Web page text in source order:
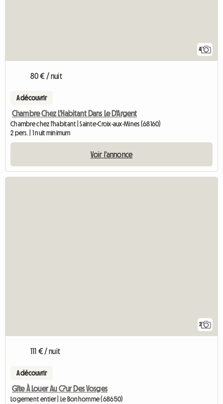
4
80 € / nuit
A découvrir
Chambre Chez L'Habitant Dans Le D'Argent
Chambre chez l'habitant | Sainte-Croix-aux-Mines (68160)
2 pers. | 1 nuit minimum
Voir l'annonce
2
111 € / nuit
A découvrir
Gîte À Louer Au C?ur Des Vosges
Logement entier | Le Bonhomme (68650)